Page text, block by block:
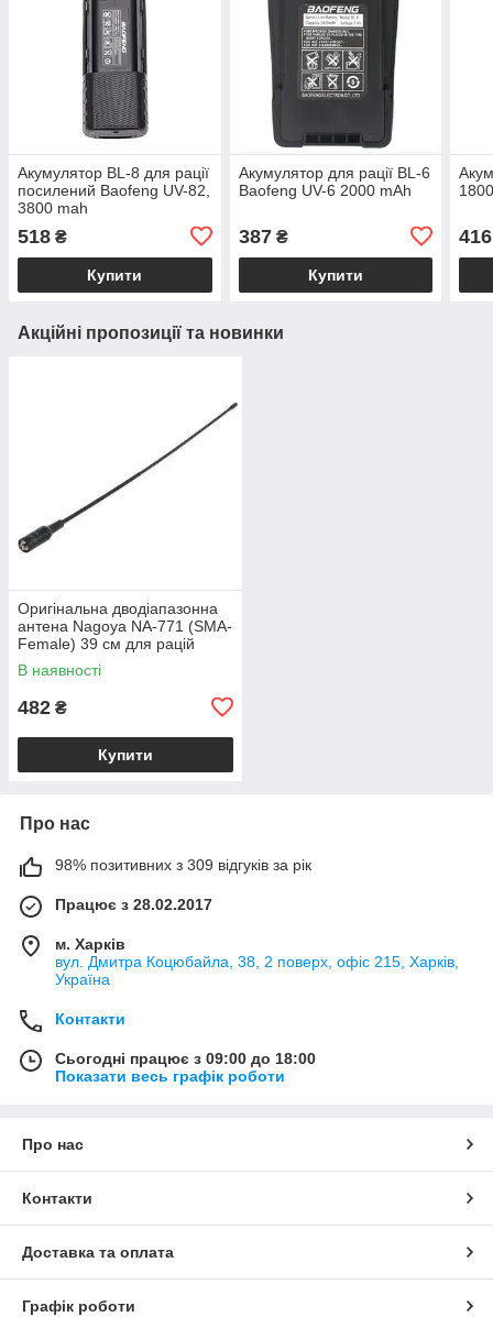
Акумулятор BL-8 для рації
посилений Baofeng UV-82,
3800 mah
518 ₴
Купити
Акумулятор для рації BL-6
Baofeng UV-6 2000 mAh
387₴
Купити
416
Акційні пропозиції та новинки
Оригінальна дводіапазонна
антена Nagoya NA-771 (SMA-
Female) 39 см для рацій
Baofeng, Quansheng та інших
В наявності
482 ₴
Купити
Про нас
98% позитивних з 309 відгуків за рік
Працює з 28.02.2017
м. Харків
вул. Дмитра Коцюбайла, 38, 2 поверх, офіс 215, Харків,
Україна
Контакти
Сьогодні працює з 09:00 до 18:00
Показати весь графік роботи
Про нас
Контакти
Доставка та оплата
Графік роботи